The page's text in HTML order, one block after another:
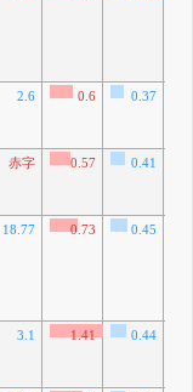
2.6 0.6
0.37
赤字 0.57 0.41
18.77 0.73 0.45
3.1 1.41 0.44